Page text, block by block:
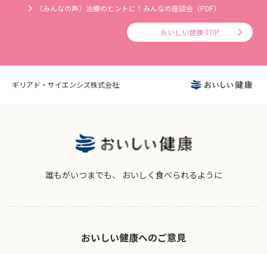
（みんなの声）治療のヒントに！みんなの座談会（PDF）
おいしい健康 TOP
ギリアド・サイエンシズ株式会社
誰もがいつまでも、 おいしく食べられるように
おいしい健康へのご意見